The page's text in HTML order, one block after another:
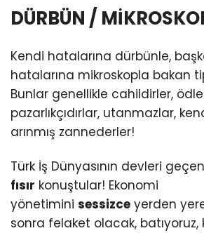
DÜRBÜN /
Kendi hatalarına dürbünle,
hatalarına mikroskopla bakan
Bunlar genellikle cahildirler,
pazarlıkçıdırlar, utanmazlar,
arınmış zannederler!
Türk İş Dünyasının devleri
fısır konuştular! Ekonomi
yönetimini sessizce yerden
sonra felaket olacak, batıyoruz,